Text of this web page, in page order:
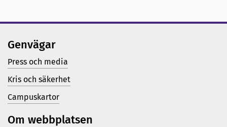
Genvägar
Press och media
Kris och säkerhet
Campuskartor
Om webbplatsen